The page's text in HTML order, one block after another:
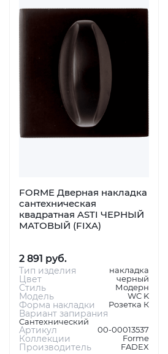
FORME Дверная накладка
сантехническая
квадратная ASTI ЧЕРНЫЙ
МАТОВЫЙ (FIXA)
2 891 руб.
Тип изделия накладка
Цвет черный
Стиль Модерн
Модель WC K
Форма накладки Розетка К
Вариант запирания
Сантехнический
Артикул 00-00013537
Коллекции Forme
Производитель FADEX